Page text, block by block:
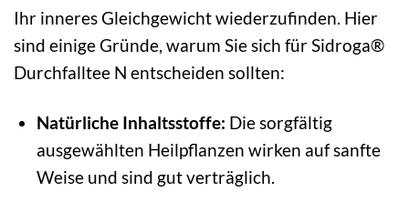
Ihr inneres Gleichgewicht wiederzufinden. Hier
sind einige Gründe, warum Sie sich für Sidroga®
Durchfalltee N entscheiden sollten:
Natürliche Inhaltsstoffe: Die sorgfältig
ausgewählten Heilpflanzen wirken auf sanfte
Weise und sind gut verträglich.